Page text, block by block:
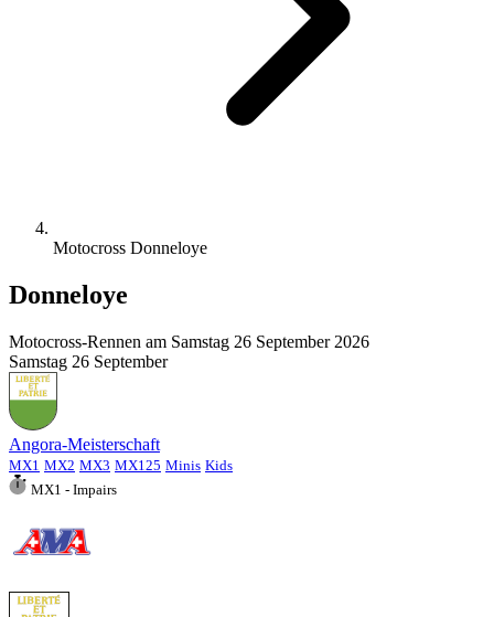
Motocross Donneloye
Donneloye
Motocross-Rennen am Samstag 26 September 2026
Samstag 26 September
Angora-Meisterschaft
MX1 MX2 MX3 MX125 Minis Kids
MX1 - Impairs